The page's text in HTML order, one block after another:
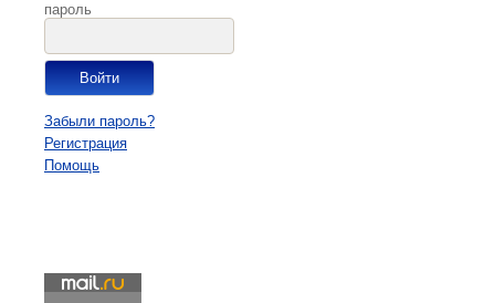
пароль
Забыли пароль?
Регистрация
Помощь